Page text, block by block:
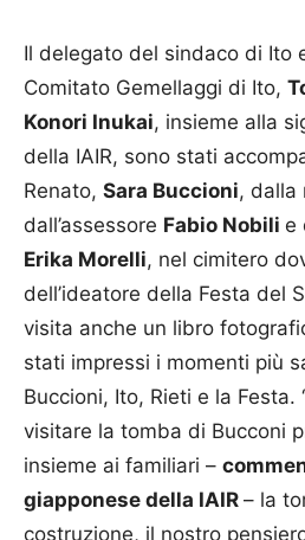
Il delegato del sindaco di Ito
Comitato Gemellaggi di Ito,
Konori Inukai, insieme alla
della IAIR, sono stati
Renato, Sara Buccioni, dalla
dall’assessore Fabio Nobili e
Erika Morelli, nel cimitero
dell’ideatore della Festa del
visita anche un libro
stati impressi i momenti più
Buccioni, Ito, Rieti e la Festa.
visitare la tomba di Bucconi
insieme ai familiari –
giapponese della IAIR – la
costruzione, il nostro